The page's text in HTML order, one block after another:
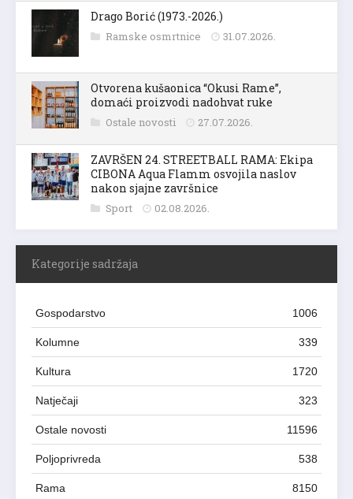
Drago Borić (1973.-2026.)
Ramske osmrtnice 31.07.2026.
Otvorena kušaonica “Okusi Rame”,
domaći proizvodi nadohvat ruke
Ostale novosti 27.07.2026.
ZAVRŠEN 24. STREETBALL RAMA: Ekipa
CIBONA Aqua Flamm osvojila naslov
nakon sjajne završnice
Sport 02.08.2026.
Kategorije sadržaja
Gospodarstvo 1006
Kolumne 339
Kultura 1720
Natječaji 323
Ostale novosti 11596
Poljoprivreda 538
Rama 8150